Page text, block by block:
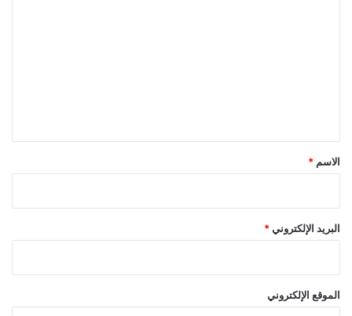
*
الاسم *
البريد الإلكتروني *
الموقع الإلكتروني